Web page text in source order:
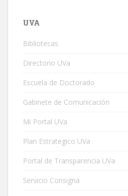
UVA
Bibliotecas
Directorio UVa
Escuela de Doctorado
Gabinete de Comunicación
Mi Portal UVa
Plan Estrategico UVa
Portal de Transparencia UVa
Servicio Consigna